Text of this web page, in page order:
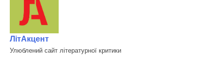
ЛітАкцент
Улюблений сайт літературної критики